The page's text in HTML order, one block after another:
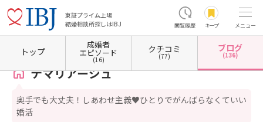
東証プライム上場
結婚相談所探しはIBJ
閲覧履歴 キープ メニュー
ホーム 和歌山県の結婚相談所 和歌山県和歌山市 テマリアージュ カウンセラーブログ
テマリアージュ
奥手でも大丈夫！しあわせ主義♥ひとりでがんばらなくていい
婚活
トップ
成婚者
エピソード
(16)
クチコミ
(77)
ブログ
(136)